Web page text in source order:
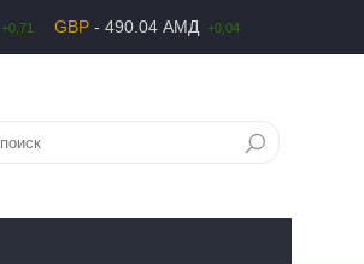
+0,71 GBP - 490.04 АМД +0,04